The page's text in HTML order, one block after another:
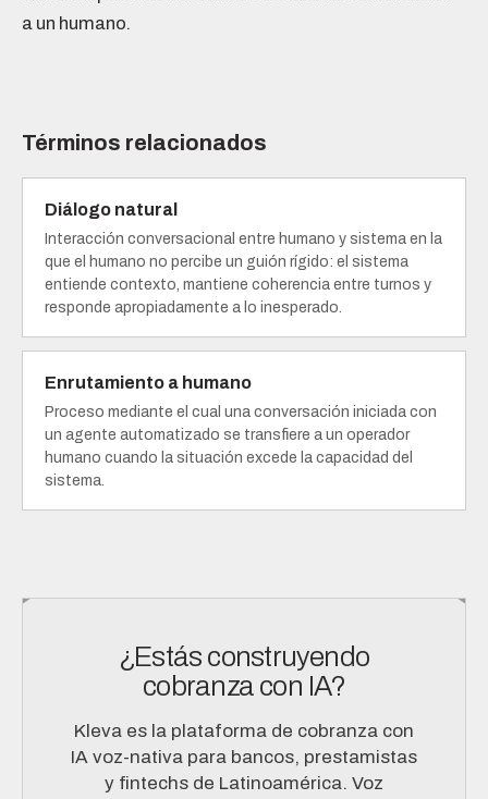
a un humano.
Términos relacionados
Diálogo natural
Interacción conversacional entre humano y sistema en la
que el humano no percibe un guión rígido: el sistema
entiende contexto, mantiene coherencia entre turnos y
responde apropiadamente a lo inesperado.
Enrutamiento a humano
Proceso mediante el cual una conversación iniciada con
un agente automatizado se transfiere a un operador
humano cuando la situación excede la capacidad del
sistema.
¿Estás construyendo
cobranza con IA?
Kleva es la plataforma de cobranza con
IA voz-nativa para bancos, prestamistas
y fintechs de Latinoamérica. Voz